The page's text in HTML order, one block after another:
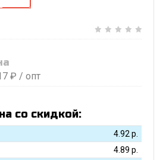
₽ / опт
со скидкой:
4.92 р.
4.89 р.